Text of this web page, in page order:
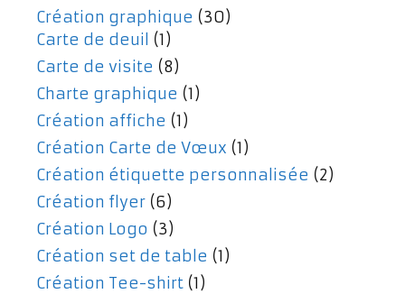
Création graphique (30)
Carte de deuil (1)
Carte de visite (8)
Charte graphique (1)
Création affiche (1)
Création Carte de Vœux (1)
Création étiquette personnalisée (2)
Création flyer (6)
Création Logo (3)
Création set de table (1)
Création Tee-shirt (1)